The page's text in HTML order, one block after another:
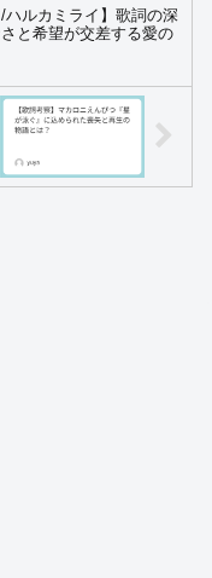
/ハルカミライ】歌詞の深
と希望が交差する愛の